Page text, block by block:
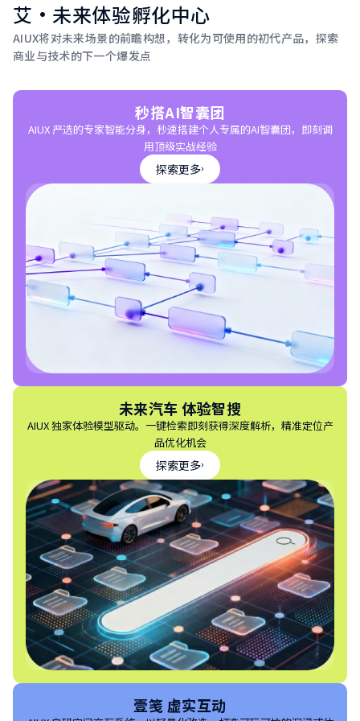
艾·未来体验孵化中心
AIUX将对未来场景的前瞻构想，转化为可使用的初代产品，探索
商业与技术的下一个爆发点
秒搭AI智囊团
AIUX 严选的专家智能分身，秒速搭建个人专属的AI智囊团，即刻调
用顶级实战经验
探索更多
未来汽车 体验智搜
AIUX 独家体验模型驱动。一键检索即刻获得深度解析，精准定位产
品优化机会
探索更多
壹笺 虚实互动